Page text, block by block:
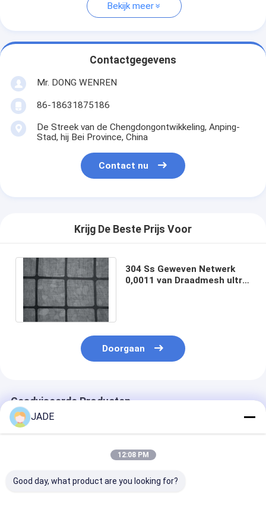
Bekijk meer
Contactgegevens
Mr. DONG WENREN
86-18631875186
De Streek van de Chengdongontwikkeling, Anping-
Stad, hij Bei Province, China
Contact nu
Krijg De Beste Prijs Voor
304 Ss Geweven Netwerk
0,0011 van Draadmesh ultra
Doorgaan
Geadviseerde Producten
JADE
12:08 PM
Good day, what product are you looking for?